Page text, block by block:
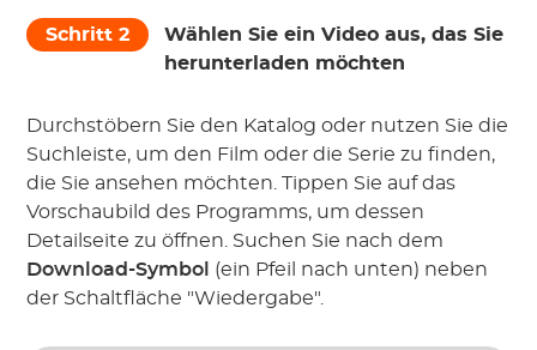
Schritt 2
Wählen Sie ein Video aus, das Sie
herunterladen möchten
Durchstöbern Sie den Katalog oder nutzen Sie die
Suchleiste, um den Film oder die Serie zu finden,
die Sie ansehen möchten. Tippen Sie auf das
Vorschaubild des Programms, um dessen
Detailseite zu öffnen. Suchen Sie nach dem
Download-Symbol
(ein Pfeil nach unten) neben
der Schaltfläche "Wiedergabe".